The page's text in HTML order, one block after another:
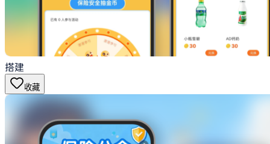
搭建
收藏